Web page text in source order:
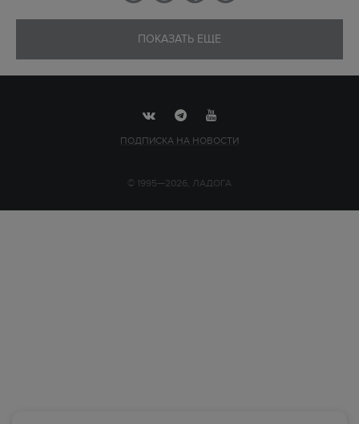
ПОКАЗАТЬ ЕЩЕ
ПОДПИСКА НА НОВОСТИ
© 1995—2026, ЛАДОГА